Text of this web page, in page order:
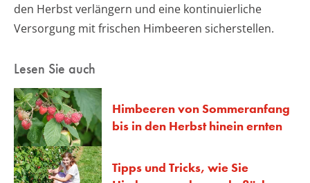
den Herbst verlängern und eine kontinuierliche
Versorgung mit frischen Himbeeren sicherstellen.
Lesen Sie auch
Himbeeren von Sommeranfang
bis in den Herbst hinein ernten
Tipps und Tricks, wie Sie